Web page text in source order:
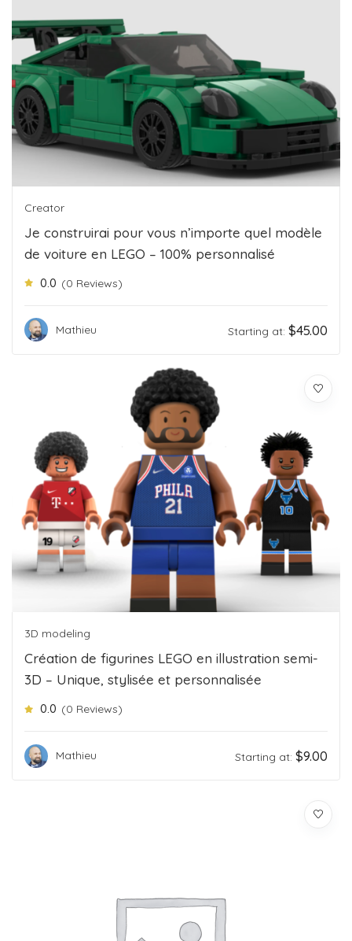
Creator
Je construirai pour vous n’importe quel modèle
de voiture en LEGO – 100% personnalisé
0.0 (0 Reviews)
Mathieu Starting at: $45.00
3D modeling
Création de figurines LEGO en illustration semi-
3D – Unique, stylisée et personnalisée
0.0 (0 Reviews)
Mathieu Starting at: $9.00